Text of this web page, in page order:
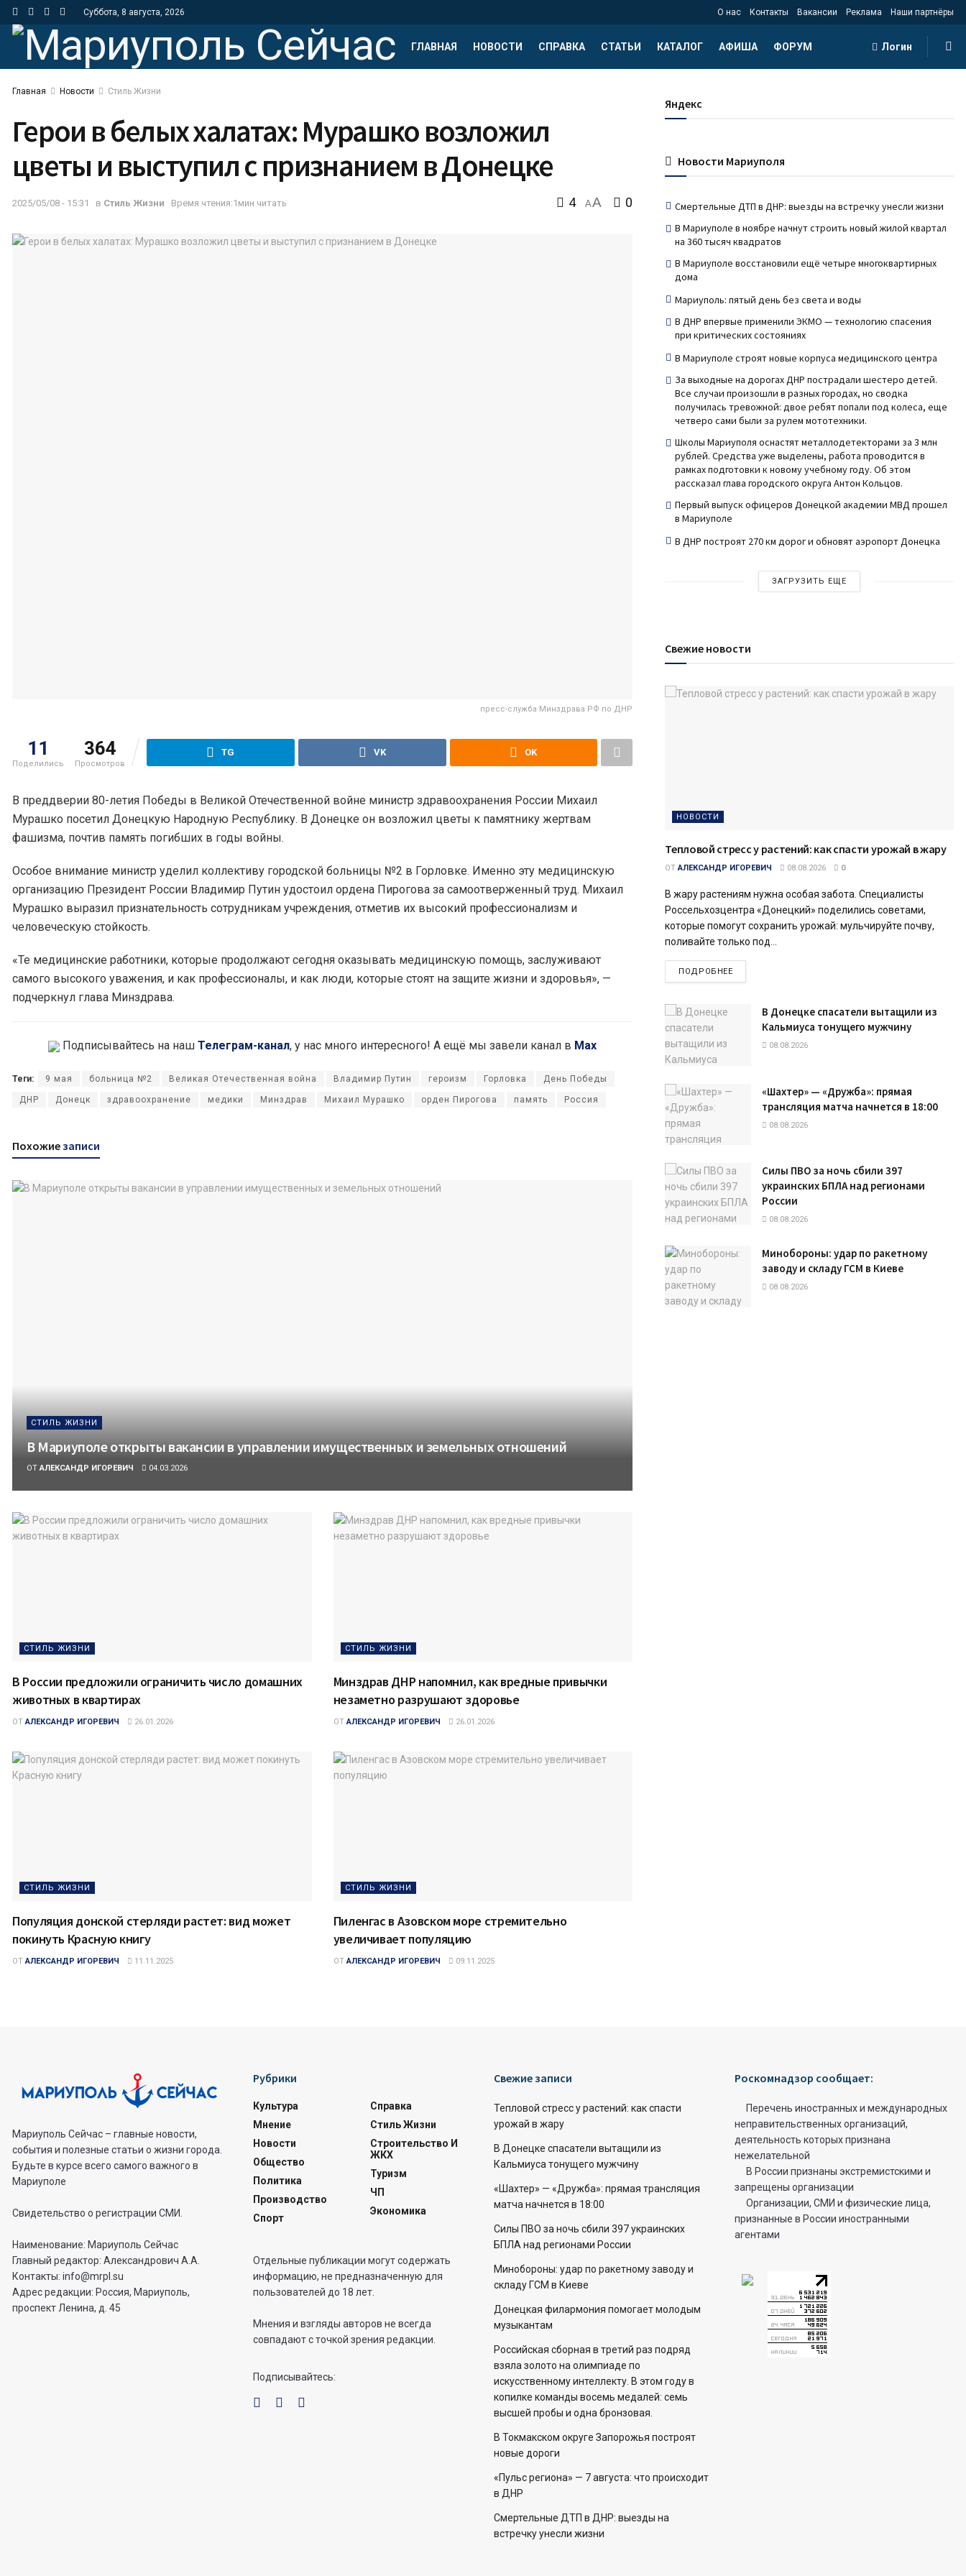
Суббота, 8 августа, 2026 О нас Контакты Вакансии Реклама Наши партнёры
ГЛАВНАЯ НОВОСТИ СПРАВКА СТАТЬИ КАТАЛОГ АФИША ФОРУМ Логин
Главная Новости Стиль Жизни
Герои в белых халатах: Мурашко возложил
цветы и выступил с признанием в Донецке
2025/05/08 - 15:31 в Стиль Жизни Время чтения:1мин читать 4 AA 0
пресс-служба Минздрава РФ по ДНР
11
Поделились
364
Просмотров
TG VK OK
В преддверии 80-летия Победы в Великой Отечественной войне министр здравоохранения России Михаил
Мурашко посетил Донецкую Народную Республику. В Донецке он возложил цветы к памятнику жертвам
фашизма, почтив память погибших в годы войны.
Особое внимание министр уделил коллективу городской больницы №2 в Горловке. Именно эту медицинскую
организацию Президент России Владимир Путин удостоил ордена Пирогова за самоотверженный труд. Михаил
Мурашко выразил признательность сотрудникам учреждения, отметив их высокий профессионализм и
человеческую стойкость.
«Те медицинские работники, которые продолжают сегодня оказывать медицинскую помощь, заслуживают
самого высокого уважения, и как профессионалы, и как люди, которые стоят на защите жизни и здоровья», —
подчеркнул глава Минздрава.
Подписывайтесь на нашТелеграм-канал, у нас много интересного! А ещё мы завели канал в Max
Теги: 9 мая больница №2 Великая Отечественная война Владимир Путин героизм Горловка День Победы
ДНР Донецк здравоохранение медики Минздрав Михаил Мурашко орден Пирогова память Россия
Похожие записи
СТИЛЬ ЖИЗНИ
В Мариуполе открыты вакансии в управлении имущественных и земельных отношений
ОТ АЛЕКСАНДР ИГОРЕВИЧ 04.03.2026
СТИЛЬ ЖИЗНИ
В России предложили ограничить число домашних
животных в квартирах
ОТ АЛЕКСАНДР ИГОРЕВИЧ 26.01.2026
СТИЛЬ ЖИЗНИ
Минздрав ДНР напомнил, как вредные привычки
незаметно разрушают здоровье
ОТ АЛЕКСАНДР ИГОРЕВИЧ 26.01.2026
СТИЛЬ ЖИЗНИ
Популяция донской стерляди растет: вид может
покинуть Красную книгу
ОТ АЛЕКСАНДР ИГОРЕВИЧ 11.11.2025
СТИЛЬ ЖИЗНИ
Пиленгас в Азовском море стремительно
увеличивает популяцию
ОТ АЛЕКСАНДР ИГОРЕВИЧ 09.11.2025
Яндекс
Новости Мариуполя
Смертельные ДТП в ДНР: выезды на встречку унесли жизни
В Мариуполе в ноябре начнут строить новый жилой квартал
на 360 тысяч квадратов
В Мариуполе восстановили ещё четыре многоквартирных
дома
Мариуполь: пятый день без света и воды
В ДНР впервые применили ЭКМО — технологию спасения
при критических состояниях
В Мариуполе строят новые корпуса медицинского центра
За выходные на дорогах ДНР пострадали шестеро детей.
Все случаи произошли в разных городах, но сводка
получилась тревожной: двое ребят попали под колеса, еще
четверо сами были за рулем мототехники.
Школы Мариуполя оснастят металлодетекторами за 3 млн
рублей. Средства уже выделены, работа проводится в
рамках подготовки к новому учебному году. Об этом
рассказал глава городского округа Антон Кольцов.
Первый выпуск офицеров Донецкой академии МВД прошел
в Мариуполе
В ДНР построят 270 км дорог и обновят аэропорт Донецка
ЗАГРУЗИТЬ ЕЩЕ
Свежие новости
НОВОСТИ
Тепловой стресс у растений: как спасти урожай в жару
ОТ АЛЕКСАНДР ИГОРЕВИЧ 08.08.2026 0
В жару растениям нужна особая забота. Специалисты
Россельхозцентра «Донецкий» поделились советами,
которые помогут сохранить урожай: мульчируйте почву,
поливайте только под...
ПОДРОБНЕЕ
В Донецке спасатели вытащили из
Кальмиуса тонущего мужчину
08.08.2026
«Шахтер» — «Дружба»: прямая
трансляция матча начнется в 18:00
08.08.2026
Силы ПВО за ночь сбили 397
украинских БПЛА над регионами
России
08.08.2026
Минобороны: удар по ракетному
заводу и складу ГСМ в Киеве
08.08.2026
Мариуполь Сейчас – главные новости,
события и полезные статьи о жизни города.
Будьте в курсе всего самого важного в
Мариуполе
Свидетельство о регистрации СМИ.
Наименование: Мариуполь Сейчас
Главный редактор: Александрович А.А.
Контакты: info@mrpl.su
Адрес редакции: Россия, Мариуполь,
проспект Ленина, д. 45
Рубрики
Культура
Мнение
Новости
Общество
Политика
Производство
Спорт
Справка
Стиль Жизни
Строительство И
ЖКХ
Туризм
ЧП
Экономика
Отдельные публикации могут содержать
информацию, не предназначенную для
пользователей до 18 лет.
Мнения и взгляды авторов не всегда
совпадают с точкой зрения редакции.
Подписывайтесь:
Свежие записи
Тепловой стресс у растений: как спасти
урожай в жару
В Донецке спасатели вытащили из
Кальмиуса тонущего мужчину
«Шахтер» — «Дружба»: прямая трансляция
матча начнется в 18:00
Силы ПВО за ночь сбили 397 украинских
БПЛА над регионами России
Минобороны: удар по ракетному заводу и
складу ГСМ в Киеве
Донецкая филармония помогает молодым
музыкантам
Российская сборная в третий раз подряд
взяла золото на олимпиаде по
искусственному интеллекту. В этом году в
копилке команды восемь медалей: семь
высшей пробы и одна бронзовая.
В Токмакском округе Запорожья построят
новые дороги
«Пульс региона» — 7 августа: что происходит
в ДНР
Смертельные ДТП в ДНР: выезды на
встречку унесли жизни
Роскомнадзор сообщает:
Перечень иностранных и международных
неправительственных организаций,
деятельность которых признана
нежелательной
В России признаны экстремистскими и
запрещены организации
Организации, СМИ и физические лица,
признанные в России иностранными
агентами